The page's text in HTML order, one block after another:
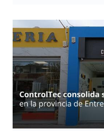
potenciar sus negocios.